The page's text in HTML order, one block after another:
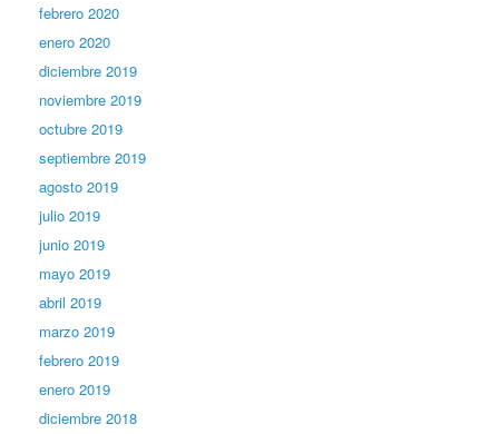
febrero 2020
enero 2020
diciembre 2019
noviembre 2019
octubre 2019
septiembre 2019
agosto 2019
julio 2019
junio 2019
mayo 2019
abril 2019
marzo 2019
febrero 2019
enero 2019
diciembre 2018